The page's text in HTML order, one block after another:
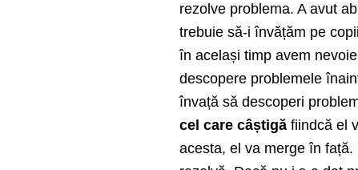
rezolve problema. A avut
trebuie să-i învățăm pe
în același timp avem
descopere problemele
învață să descoperi
cel care câștigă fiindcă el
acesta, el va merge în